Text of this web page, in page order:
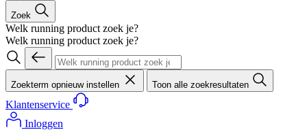
Zoek
Welk running product zoek je?
Welk running product zoek je?
Zoekterm opnieuw instellen Toon alle zoekresultaten
Klantenservice
Inloggen